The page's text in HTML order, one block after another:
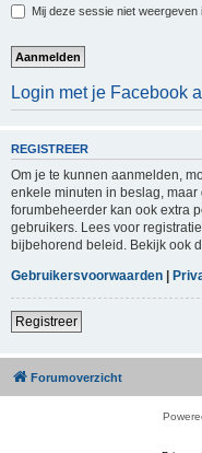
Mij deze sessie niet
Login met je Facebook
REGISTREER
Om je te kunnen aanmelden,
enkele minuten in beslag,
forumbeheerder kan ook extra
gebruikers. Lees voor
bijbehorend beleid. Bekijk ook
Gebruikersvoorwaarden |
Registreer
Forumoverzicht